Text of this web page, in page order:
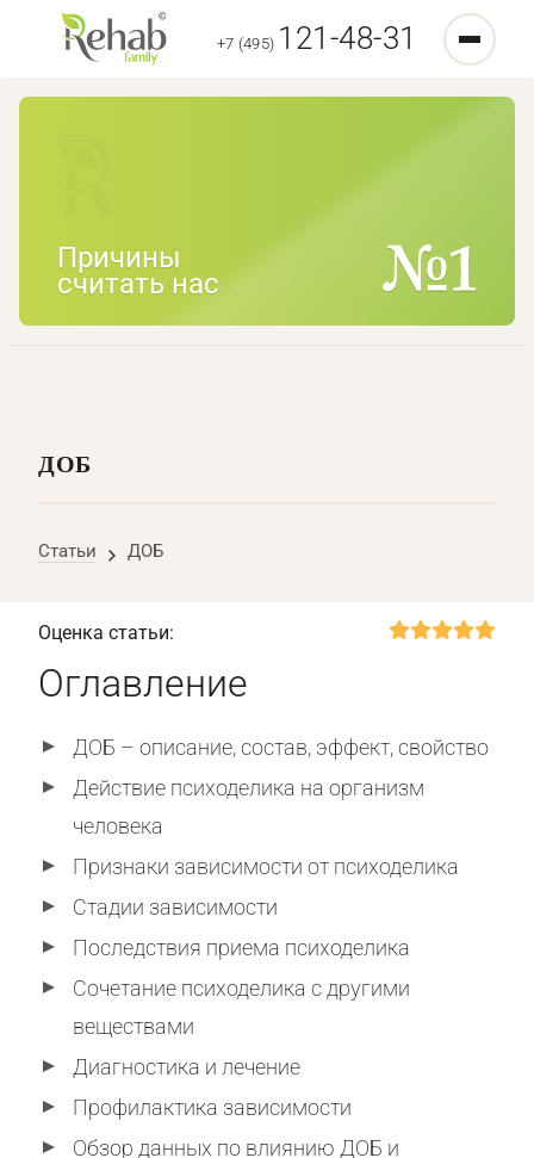
+7 (495) 121-48-31
Причины
считать нас
ДОБ
Статьи ДОБ
Оценка статьи:
Оглавление
ДОБ – описание, состав, эффект, свойство
Действие психоделика на организм
человека
Признаки зависимости от психоделика
Стадии зависимости
Последствия приема психоделика
Сочетание психоделика с другими
веществами
Диагностика и лечение
Профилактика зависимости
Обзор данных по влиянию ДОБ и